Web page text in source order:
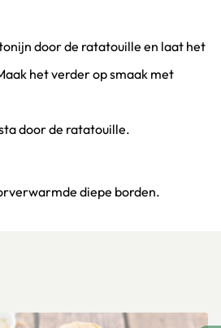
aan te vinken
door de ratatouille en laat het
het verder op smaak met
aan te vinken
door de ratatouille.
aan te vinken
diepe borden.